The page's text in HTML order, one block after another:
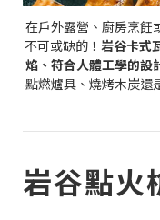
在戶外露營、廚房烹飪
不可或缺的！ 岩谷卡式
焰、符合人體工學的設
點燃爐具、燒烤木炭還
岩谷點火